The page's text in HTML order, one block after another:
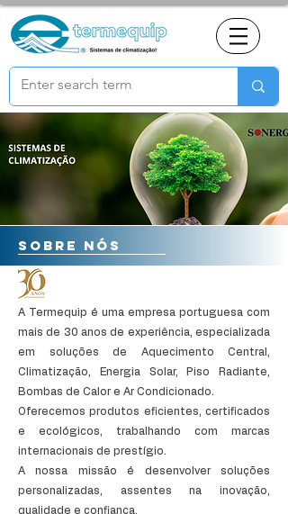
sobre nós
A Termequip é uma empresa portuguesa com
mais de 30 anos de experiência, especializada
em soluções de Aquecimento Central,
Climatização, Energia Solar, Piso Radiante,
Bombas de Calor e Ar Condicionado.
Oferecemos produtos eficientes, certificados
e ecológicos, trabalhando com marcas
internacionais de prestígio.
A nossa missão é desenvolver soluções
personalizadas, assentes na inovação,
qualidade e confiança.